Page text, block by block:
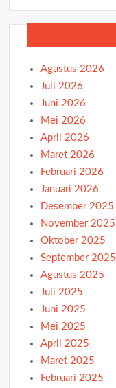
Agustus 2026
Juli 2026
Juni 2026
Mei 2026
April 2026
Maret 2026
Februari 2026
Januari 2026
Desember 2025
November 2025
Oktober 2025
September 2025
Agustus 2025
Juli 2025
Juni 2025
Mei 2025
April 2025
Maret 2025
Februari 2025